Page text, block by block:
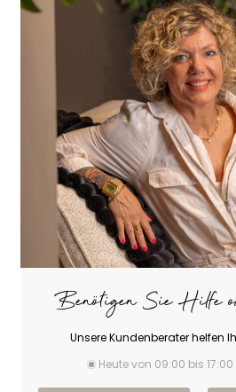
Benötigen Sie Hilfe
Unsere Kundenberater helfen
Heute von 09:00 bis